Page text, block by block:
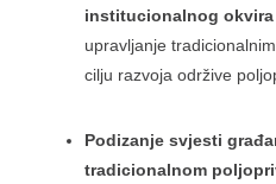
institucionalnog okvira
upravljanje
cilju razvoja održive
Podizanje svjesti
tradicionalnom